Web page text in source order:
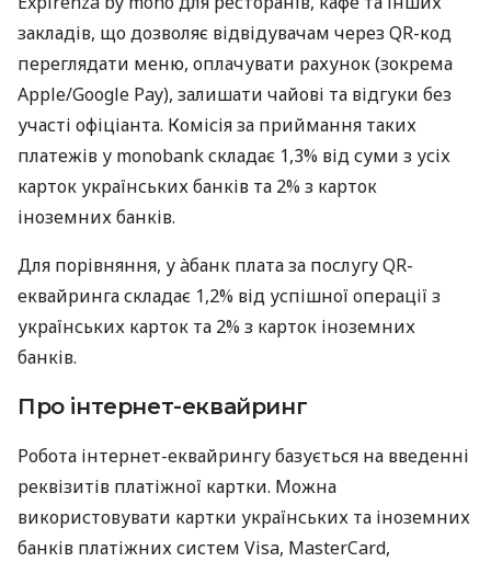
закладів, що дозволяє відвідувачам через QR-код
переглядати меню, оплачувати рахунок (зокрема
Apple/Google Pay), залишати чайові та відгуки без
участі офіціанта. Комісія за приймання таких
платежів у monobank складає 1,3% від суми з усіх
карток українських банків та 2% з карток
іноземних банків.
Для порівняння, у àбанк плата за послугу QR-
еквайринга складає 1,2% від успішної операції з
українських карток та 2% з карток іноземних
банків.
Про інтернет-еквайринг
Робота інтернет-еквайрингу базується на введенні
реквізитів платіжної картки. Можна
використовувати картки українських та іноземних
банків платіжних систем Visa, MasterCard,